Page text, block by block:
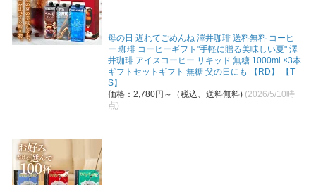
母の日 遅れてごめんね 澤井珈琲 送料無料 コーヒ
ー 珈琲 コーヒーギフト"手軽に贈る美味しい夏" 澤
井珈琲 アイスコーヒー リキッド 無糖 1000ml ×3本
ギフトセットギフト 無糖 父の日にも 【RD】 【T
S】
価格：2,780円～（税込、送料無料) (2026/5/10時
点)